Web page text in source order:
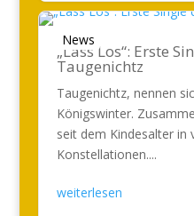
News
„Lass Los“: Erste
Taugenichtz
Taugenichtz, nennen
Königswinter.
seit dem Kindesalter in
Konstellationen....
weiterlesen